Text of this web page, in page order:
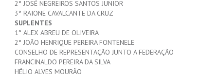
2° JOSÉ NEGREIROS SANTOS JUNIOR
3° RAIONE CAVALCANTE DA CRUZ
SUPLENTES
1° ALEX ABREU DE OLIVEIRA
2° JOÃO HENRIQUE PEREIRA FONTENELE
CONSELHO DE REPRESENTAÇÃO JUNTO A FEDERAÇÃO
FRANCINALDO PEREIRA DA SILVA
HÉLIO ALVES MOURÃO